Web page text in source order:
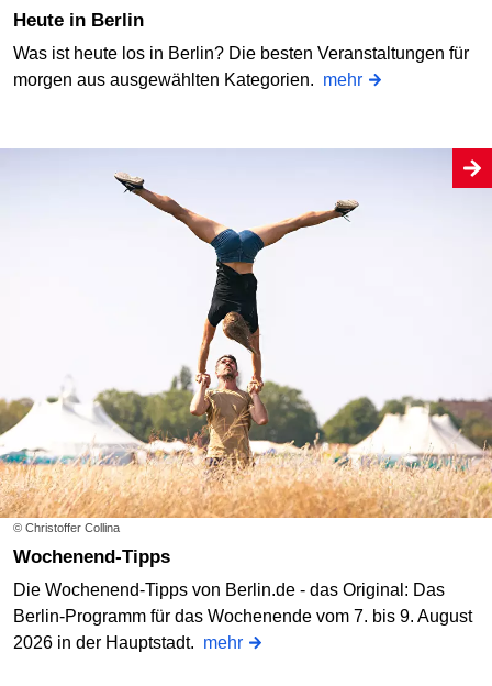
Heute in Berlin
Was ist heute los in Berlin? Die besten Veranstaltungen für
morgen aus ausgewählten Kategorien. mehr
© Christoffer Collina
Wochenend-Tipps
Die Wochenend-Tipps von Berlin.de - das Original: Das
Berlin-Programm für das Wochenende vom 7. bis 9. August
2026 in der Hauptstadt. mehr